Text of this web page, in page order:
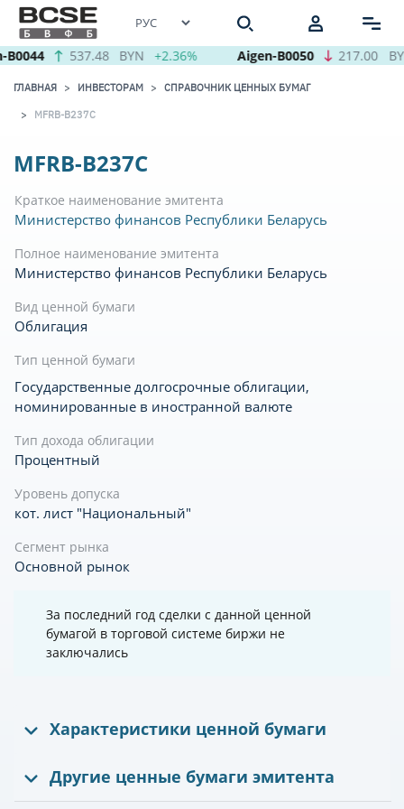
537.48 BYN +2.36% Aigen-B0050 217.00
ГЛАВНАЯ ИНВЕСТОРАМ СПРАВОЧНИК ЦЕННЫХ БУМАГ
MFRB-B237C
MFRB-B237C
Краткое наименование эмитента
Министерство финансов Республики Беларусь
Полное наименование эмитента
Министерство финансов Республики Беларусь
Вид ценной бумаги
Облигация
Тип ценной бумаги
Государственные долгосрочные облигации,
номинированные в иностранной валюте
Тип дохода облигации
Процентный
Уровень допуска
кот. лист "Национальный"
Сегмент рынка
Основной рынок
За последний год сделки с данной ценной
бумагой в торговой системе биржи не
заключались
Характеристики ценной бумаги
Другие ценные бумаги эмитента